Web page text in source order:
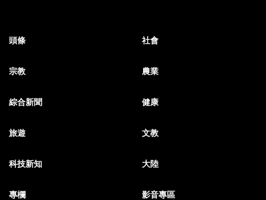
頭條 社會
宗教 農業
綜合新聞 健康
旅遊 文教
科技新知 大陸
專欄 影音專區